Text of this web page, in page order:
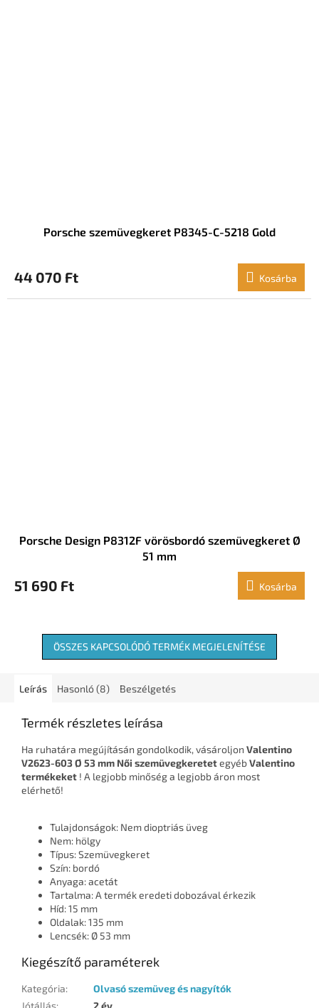
Porsche szemüvegkeret P8345-C-5218 Gold
44 070 Ft Kosárba
Porsche Design P8312F vörösbordó szemüvegkeret Ø
51 mm
51 690 Ft Kosárba
ÖSSZES KAPCSOLÓDÓ TERMÉK MEGJELENÍTÉSE
Leírás Hasonló (8) Beszélgetés
Termék részletes leírása
Ha ruhatára megújításán gondolkodik, vásároljon Valentino
V2623-603 Ø 53 mm Női szemüvegkeretetegyébValentino
termékeket ! A legjobb minőség a legjobb áron most
elérhető!
Tulajdonságok: Nem dioptriás üveg
Nem: hölgy
Típus: Szemüvegkeret
Szín: bordó
Anyaga: acetát
Tartalma: A termék eredeti dobozával érkezik
Híd: 15 mm
Oldalak: 135 mm
Lencsék: Ø 53 mm
Kiegészítő paraméterek
Kategória:
Olvasó szemüveg és nagyítók